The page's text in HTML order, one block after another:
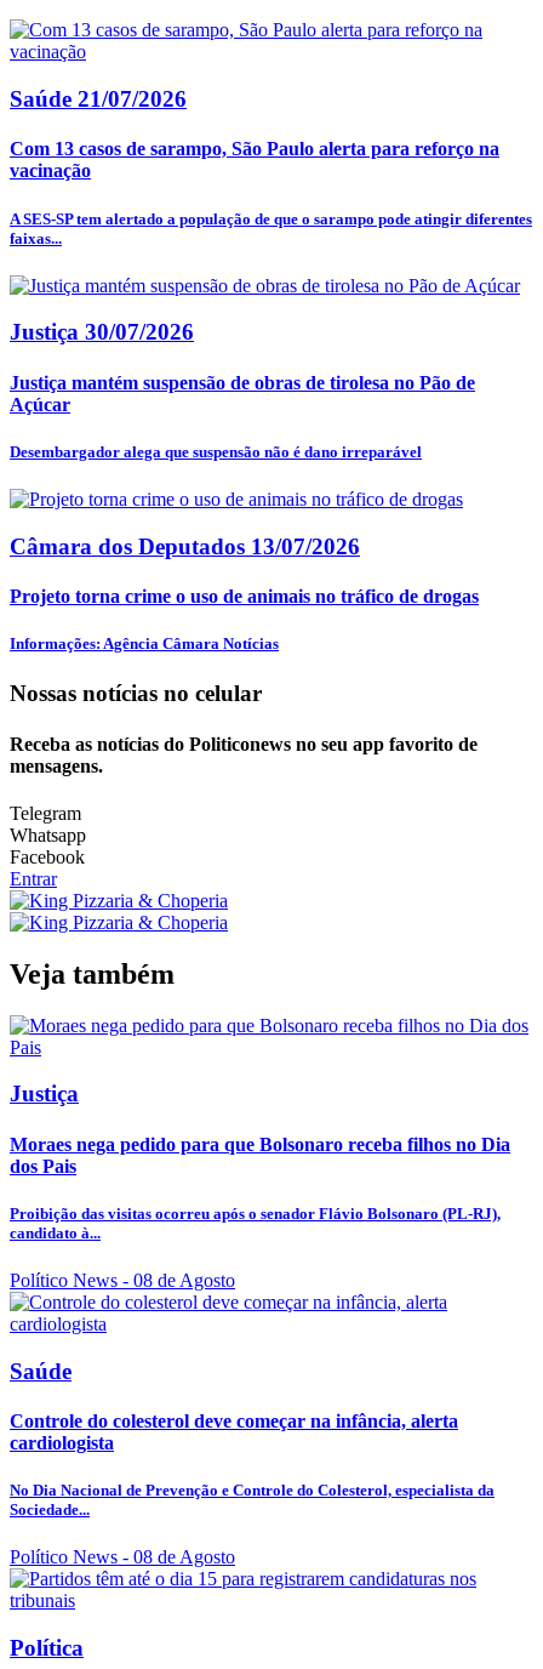
Saúde 21/07/2026
Com 13 casos de sarampo, São Paulo alerta para reforço na
vacinação
A SES-SP tem alertado a população de que o sarampo pode atingir diferentes
faixas...
Justiça 30/07/2026
Justiça mantém suspensão de obras de tirolesa no Pão de
Açúcar
Desembargador alega que suspensão não é dano irreparável
Câmara dos Deputados 13/07/2026
Projeto torna crime o uso de animais no tráfico de drogas
Informações: Agência Câmara Notícias
Nossas notícias no celular
Receba as notícias do Politiconews no seu app favorito de
mensagens.
Telegram
Whatsapp
Facebook
Entrar
Veja também
Justiça
Moraes nega pedido para que Bolsonaro receba filhos no Dia
dos Pais
Proibição das visitas ocorreu após o senador Flávio Bolsonaro (PL-RJ),
candidato à...
Político News - 08 de Agosto
Saúde
Controle do colesterol deve começar na infância, alerta
cardiologista
No Dia Nacional de Prevenção e Controle do Colesterol, especialista da
Sociedade...
Político News - 08 de Agosto
Política